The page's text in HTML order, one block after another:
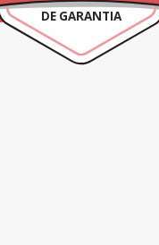
DE GARANTIA